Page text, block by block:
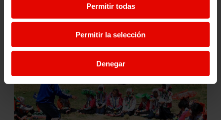
Permitir todas
Permitir la selección
Denegar
en áreas rurales, donde el apoyo mutuo es crucial para
desarrollo. A través de la educación, las personas
aprenden a ser ciudadanos activos que contribuyen al
comunidad.